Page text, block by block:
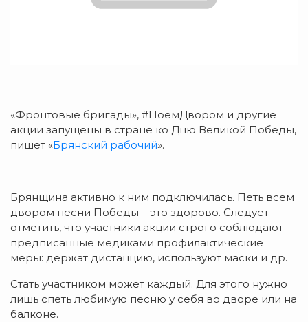
«Фронтовые бригады», #ПоемДвором и другие
акции запущены в стране ко Дню Великой Победы,
пишет «Брянский рабочий».
Брянщина активно к ним подключилась. Петь всем
двором песни Победы – это здорово. Следует
отметить, что участники акции строго соблюдают
предписанные медиками профилактические
меры: держат дистанцию, используют маски и др.
Стать участником может каждый. Для этого нужно
лишь спеть любимую песню у себя во дворе или на
балконе.